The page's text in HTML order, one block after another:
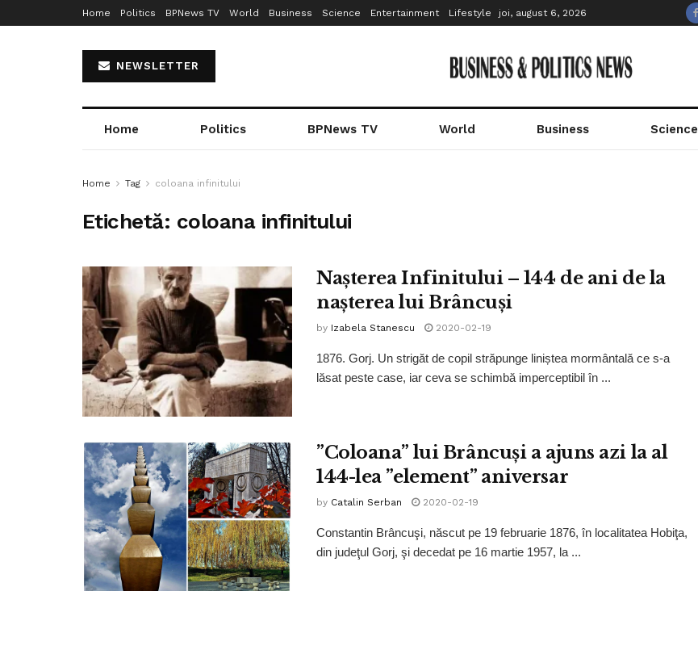
Home Politics BPNews TV World Business Science Entertainment Lifestyle joi, august 6, 2026
NEWSLETTER
Home Politics BPNews TV World Business Science
Home Tag coloana infinitului
Etichetă: coloana infinitului
Nașterea Infinitului – 144 de ani de la
nașterea lui Brâncuși
by Izabela Stanescu 2020-02-19
1876. Gorj. Un strigăt de copil străpunge liniștea mormântală ce s-a
lăsat peste case, iar ceva se schimbă imperceptibil în ...
”Coloana” lui Brâncuși a ajuns azi la al
144-lea ”element” aniversar
by Catalin Serban 2020-02-19
Constantin Brâncuşi, născut pe 19 februarie 1876, în localitatea Hobiţa,
din judeţul Gorj, şi decedat pe 16 martie 1957, la ...